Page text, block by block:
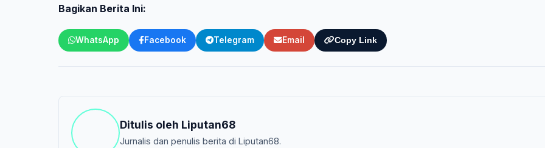
Bagikan Berita Ini:
WhatsApp Facebook Telegram Email Copy Link
Ditulis oleh Liputan68
Jurnalis dan penulis berita di Liputan68.